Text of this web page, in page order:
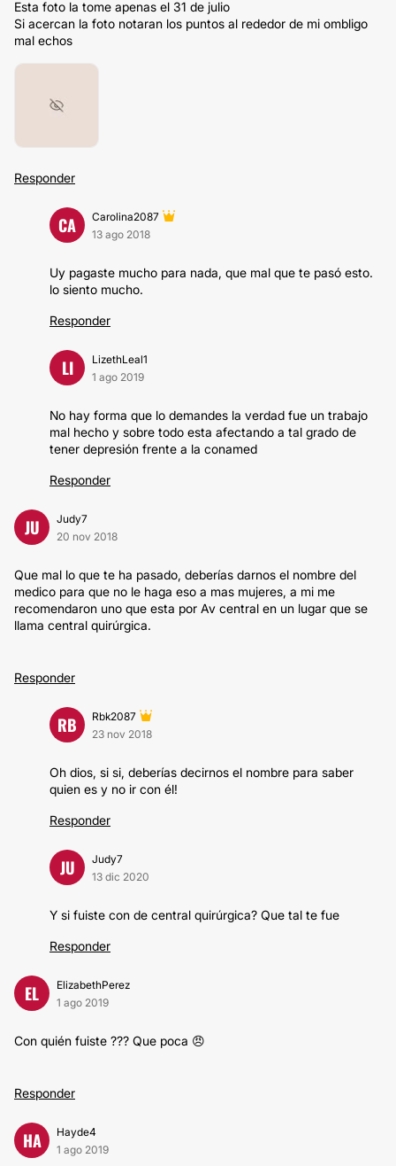
Esta foto la tome apenas el 31 de julio
Si acercan la foto notaran los puntos al rededor de mi ombligo
mal echos
Responder
CA
Carolina2087
13 ago 2018
Uy pagaste mucho para nada, que mal que te pasó esto.
lo siento mucho.
Responder
LI
LizethLeal1
1 ago 2019
No hay forma que lo demandes la verdad fue un trabajo
mal hecho y sobre todo esta afectando a tal grado de
tener depresión frente a la conamed
Responder
JU
Judy7
20 nov 2018
Que mal lo que te ha pasado, deberías darnos el nombre del
medico para que no le haga eso a mas mujeres, a mi me
recomendaron uno que esta por Av central en un lugar que se
llama central quirúrgica.
Responder
RB
Rbk2087
23 nov 2018
Oh dios, si si, deberías decirnos el nombre para saber
quien es y no ir con él!
Responder
JU
Judy7
13 dic 2020
Y si fuiste con de central quirúrgica? Que tal te fue
Responder
EL
ElizabethPerez
1 ago 2019
Con quién fuiste ??? Que poca 😠
Responder
HA
Hayde4
1 ago 2019